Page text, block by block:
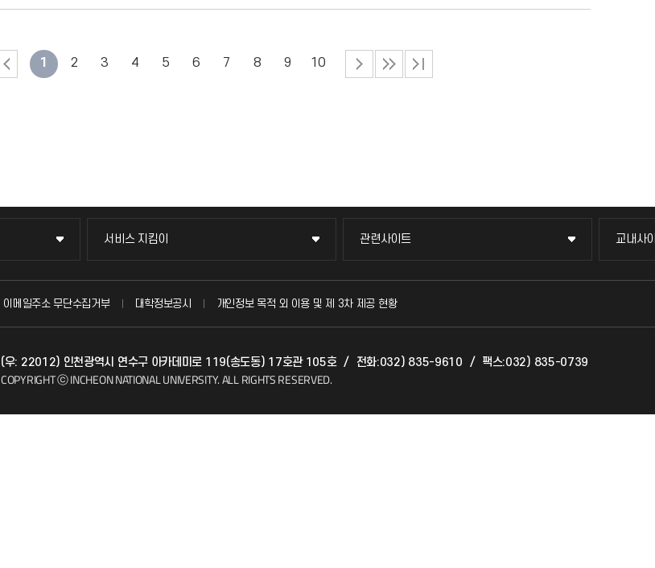
1 2 3 4 5 6 7 8 9 10
서비스 지킴이
서비스 지킴이
묻고 답하기
자주 묻는 질문(FAQ)
관련사이트
관련사이트
국방헬프콜
산학협력단
교내사
교내사
교수회
이메일주소 무단수집거부 대학정보공시 개인정보 목적 외 이용 및 제 3차 제공 현황
(우: 22012) 인천광역시 연수구 아카데미로 119(송도동) 17호관 105호 / 전화:032) 835-9610 / 팩스:032) 835-0739
COPYRIGHT ⓒ INCHEON NATIONAL UNIVERSITY.ALL RIGHTS RESERVED.